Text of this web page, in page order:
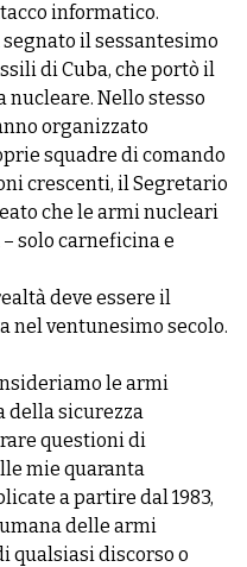
informatico.
il sessantesimo
di Cuba, che portò il
nucleare. Nello stesso
organizzato
squadre di comando
crescenti, il Segretario
che le armi nucleari
solo carneficina e
deve essere il
nel ventunesimo secolo.
le armi
della sicurezza
questioni di
mie quaranta
a partire dal 1983,
delle armi
qualsiasi discorso o